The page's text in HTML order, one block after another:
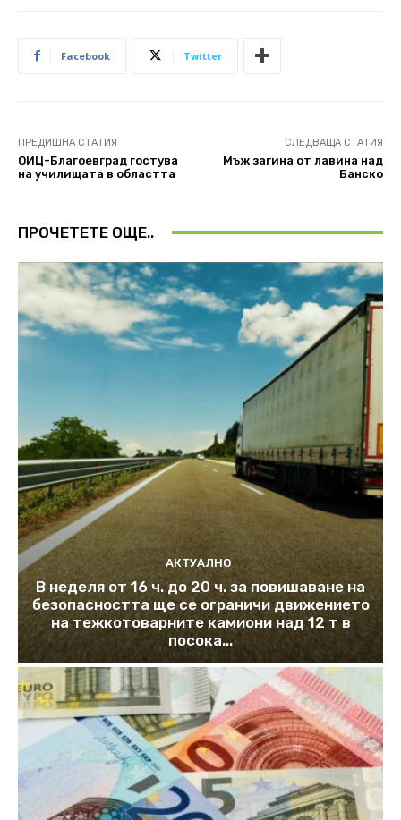
Facebook Twitter
ПРЕДИШНА СТАТИЯ
ОИЦ-Благоевград гостува
на училищата в областта
СЛЕДВАЩА СТАТИЯ
Мъж загина от лавина над
Банско
ПРОЧЕТЕТЕ ОЩЕ..
АКТУАЛНО
В неделя от 16 ч. до 20 ч. за повишаване на
безопасността ще се ограничи движението
на тежкотоварните камиони над 12 т в
посока...